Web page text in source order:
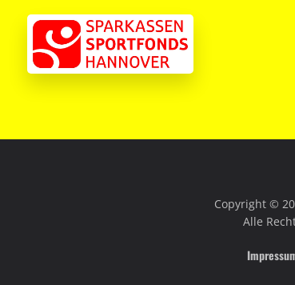
Copyright ©
Alle